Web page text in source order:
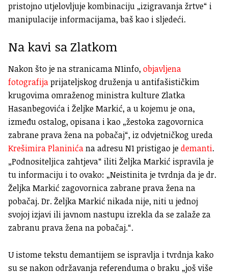
pristojno utjelovljuje kombinaciju „izigravanja žrtve“ i
manipulacije informacijama, baš kao i sljedeći.
Na kavi sa Zlatkom
Nakon što je na stranicama N1info, objavljena
fotografijaprijateljskog druženja u antifašističkim
krugovima omraženog ministra kulture Zlatka
Hasanbegovića i Željke Markić, a u kojemu je ona,
između ostalog, opisana i kao „žestoka zagovornica
zabrane prava žena na pobačaj“, iz odvjetničkog ureda
Krešimira Planinićana adresu N1 pristigao jedemanti.
„Podnositeljica zahtjeva“ iliti Željka Markić ispravila je
tu informaciju i to ovako: „Neistinita je tvrdnja da je dr.
Željka Markić zagovornica zabrane prava žena na
pobačaj. Dr. Željka Markić nikada nije, niti u jednoj
svojoj izjavi ili javnom nastupu izrekla da se zalaže za
zabranu prava žena na pobačaj.“.
U istome tekstu demantijem se ispravlja i tvrdnja kako
su se nakon održavanja referenduma o braku „još više